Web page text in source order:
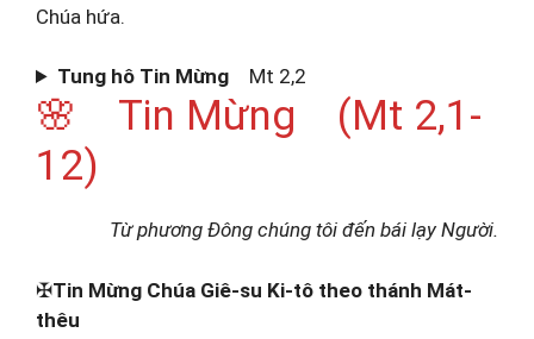
Chúa hứa.
Tung hô Tin Mừng Mt 2,2
🌸 Tin Mừng (Mt 2,1-
12)
Từ phương Đông chúng tôi đến bái lạy Người.
✠Tin Mừng Chúa Giê-su Ki-tô theo thánh Mát-
thêu